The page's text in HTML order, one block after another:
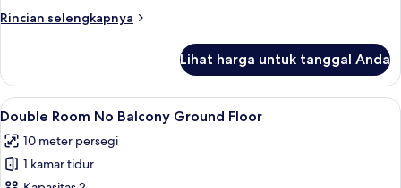
and
Rincian selengkapnya
Rincian
Family
Room
with
View
and
Two
Lihat harga untuk tanggal Anda
Lihat
semua
foto
untuk
Busa memori, minibar, setrika/meja
9
Double Room No Balcony Ground Floor
10 meter persegi
1 kamar tidur